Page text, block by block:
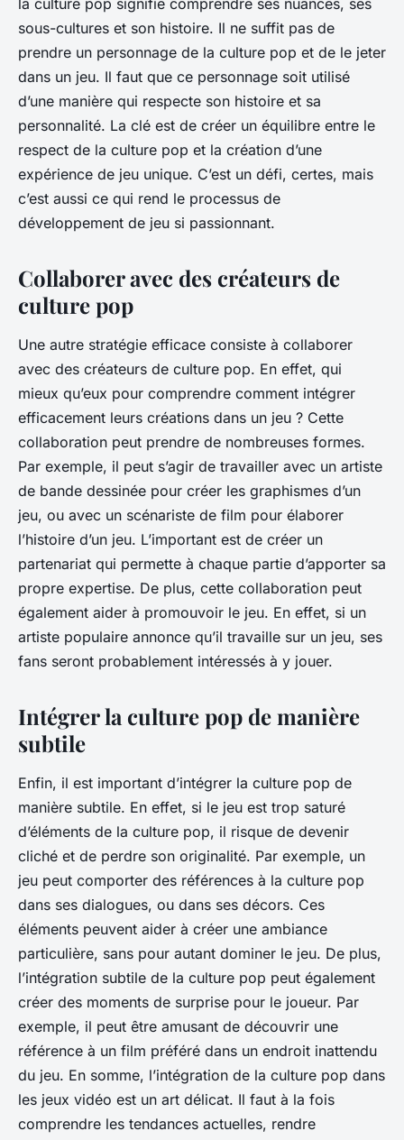
la culture pop signifie comprendre ses nuances, ses
sous-cultures et son histoire. Il ne suffit pas de
prendre un personnage de la culture pop et de le jeter
dans un jeu. Il faut que ce personnage soit utilisé
d’une manière qui respecte son histoire et sa
personnalité. La clé est de créer un équilibre entre le
respect de la culture pop et la création d’une
expérience de jeu unique. C’est un défi, certes, mais
c’est aussi ce qui rend le processus de
développement de jeu si passionnant.
Collaborer avec des créateurs de
culture pop
Une autre stratégie efficace consiste à collaborer
avec des créateurs de culture pop. En effet, qui
mieux qu’eux pour comprendre comment intégrer
efficacement leurs créations dans un jeu ? Cette
collaboration peut prendre de nombreuses formes.
Par exemple, il peut s’agir de travailler avec un artiste
de bande dessinée pour créer les graphismes d’un
jeu, ou avec un scénariste de film pour élaborer
l’histoire d’un jeu. L’important est de créer un
partenariat qui permette à chaque partie d’apporter sa
propre expertise. De plus, cette collaboration peut
également aider à promouvoir le jeu. En effet, si un
artiste populaire annonce qu’il travaille sur un jeu, ses
fans seront probablement intéressés à y jouer.
Intégrer la culture pop de manière
subtile
Enfin, il est important d’intégrer la culture pop de
manière subtile. En effet, si le jeu est trop saturé
d’éléments de la culture pop, il risque de devenir
cliché et de perdre son originalité. Par exemple, un
jeu peut comporter des références à la culture pop
dans ses dialogues, ou dans ses décors. Ces
éléments peuvent aider à créer une ambiance
particulière, sans pour autant dominer le jeu. De plus,
l’intégration subtile de la culture pop peut également
créer des moments de surprise pour le joueur. Par
exemple, il peut être amusant de découvrir une
référence à un film préféré dans un endroit inattendu
du jeu. En somme, l’intégration de la culture pop dans
les jeux vidéo est un art délicat. Il faut à la fois
comprendre les tendances actuelles, rendre